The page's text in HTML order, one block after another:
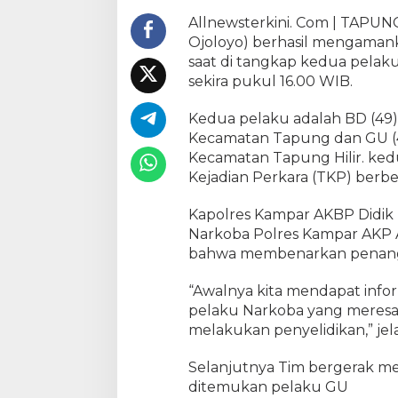
r
k
o
b
T
i
d
a
e
r
k
t
i
k
a
a
Allnewsterkini. Com |
Ojoloyo) berhasil
saat di tangkap kedua
sekira pukul 16.00 WIB.
Kedua pelaku adalah BD
Kecamatan Tapung dan GU
Kecamatan Tapung Hilir.
Kejadian Perkara (TKP)
Kapolres Kampar AKBP
Narkoba Polres Kampar
bahwa membenarkan
“Awalnya kita mendapat
pelaku Narkoba yang
melakukan penyelidikan,”
Selanjutnya Tim bergerak
ditemukan pelaku GU